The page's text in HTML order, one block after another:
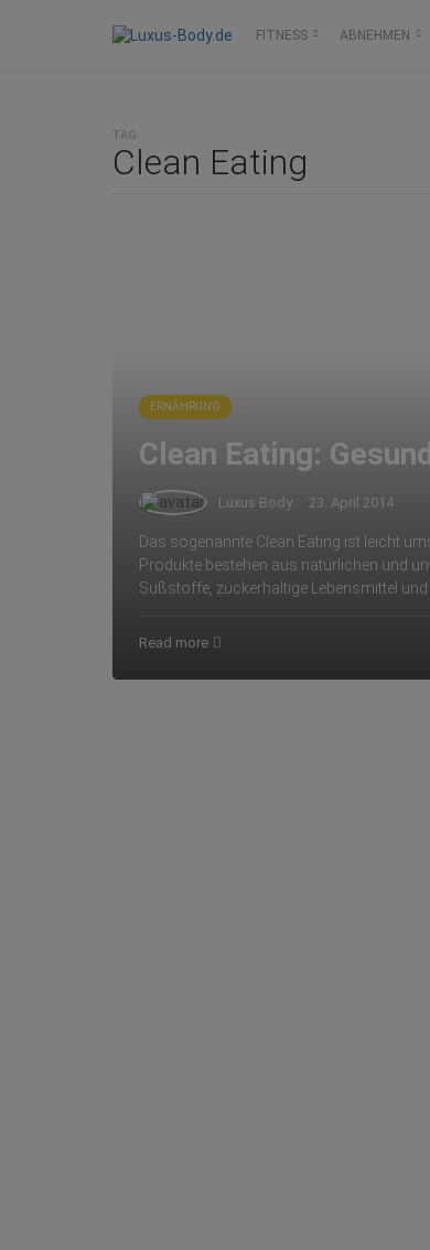
FITNESS ABNEHMEN
TAG
Clean Eating
ERNÄHRUNG
Clean Eating:
Luxus Body · 23. April 2014
Das sogenannte Clean Eating ist leicht
Produkte bestehen aus natürlichen und
Süßstoffe, zuckerhaltige Lebensmittel und
Read more